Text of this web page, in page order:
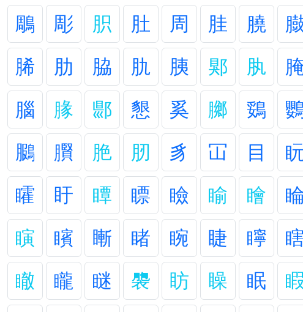
鵰
彫 胑 肚 周 胿 膮
脪
肋 脇 肍 胰 郹 肒
腦
腞 郻 懇 奚 膷 鵎
鵩
臔 脃 肕 豸 冚 目
矐
盱 瞫 瞟 瞼 睮 瞺
瞚
矉 䁪 睹 睕 睫 矃
瞮
矓 瞇 褜 眆 矂 眠 睱